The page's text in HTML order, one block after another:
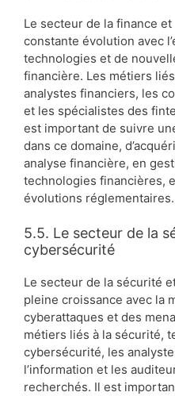
Le secteur de la finance
constante évolution avec
technologies et de
financière. Les métiers
analystes financiers, les
et les spécialistes des
est important de suivre
dans ce domaine,
analyse financière, en
technologies financières,
évolutions réglementaires.
5.5. Le secteur de la sécurité et de la
cybersécurité
Le secteur de la sécurité
pleine croissance avec la
cyberattaques et des
métiers liés à la sécurité,
cybersécurité, les
l’information et les
recherchés. Il est